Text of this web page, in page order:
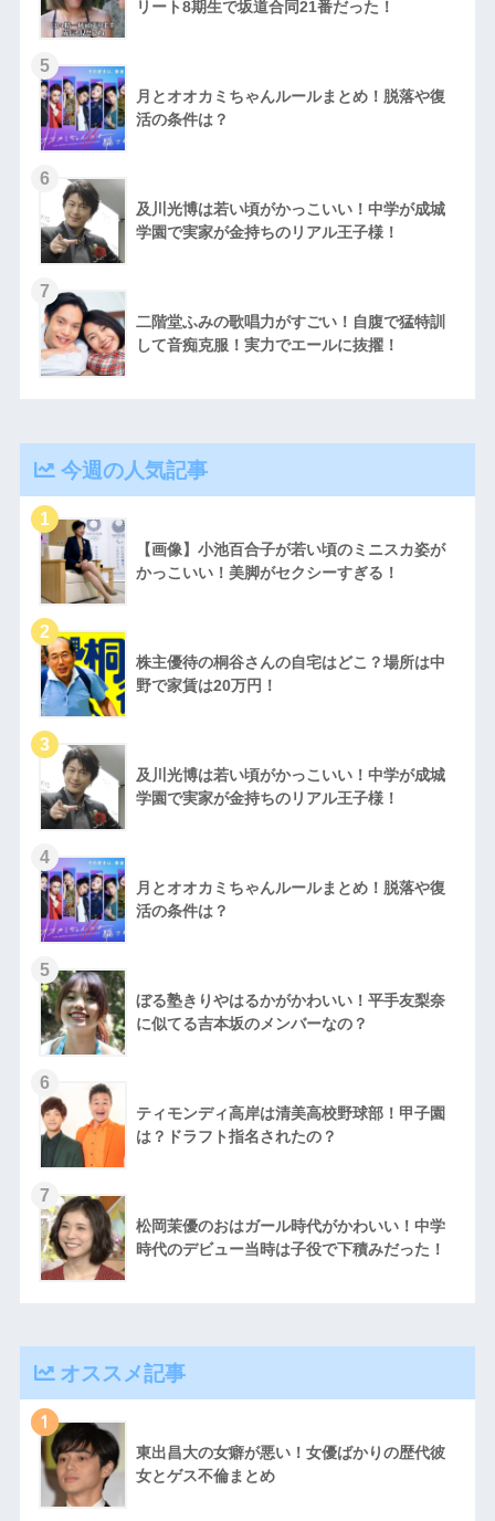
リート8期生で坂道合同21番だった！
月とオオカミちゃんルールまとめ！脱落や復
活の条件は？
及川光博は若い頃がかっこいい！中学が成城
学園で実家が金持ちのリアル王子様！
二階堂ふみの歌唱力がすごい！自腹で猛特訓
して音痴克服！実力でエールに抜擢！
今週の人気記事
【画像】小池百合子が若い頃のミニスカ姿が
かっこいい！美脚がセクシーすぎる！
株主優待の桐谷さんの自宅はどこ？場所は中
野で家賃は20万円！
及川光博は若い頃がかっこいい！中学が成城
学園で実家が金持ちのリアル王子様！
月とオオカミちゃんルールまとめ！脱落や復
活の条件は？
ぼる塾きりやはるかがかわいい！平手友梨奈
に似てる吉本坂のメンバーなの？
ティモンディ高岸は清美高校野球部！甲子園
は？ドラフト指名されたの？
松岡茉優のおはガール時代がかわいい！中学
時代のデビュー当時は子役で下積みだった！
オススメ記事
1
東出昌大の女癖が悪い！女優ばかりの歴代彼
女とゲス不倫まとめ